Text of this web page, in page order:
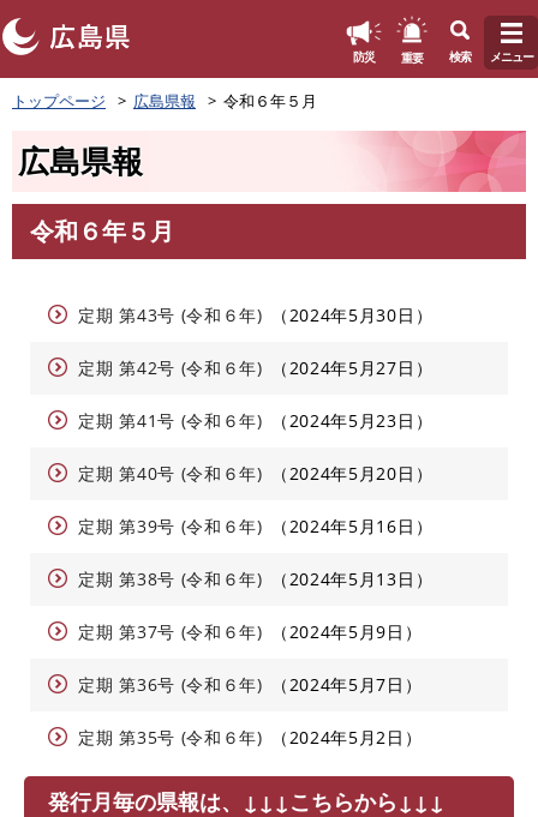
ペ
ー
頭
す
防災 重要 検索 メニュー
トップページ 広島県報 令和６年５月
広島県報
文
令和６年５月
定期 第43号 (令和６年) 2024年5月30日
定期 第42号 (令和６年) 2024年5月27日
定期 第41号 (令和６年) 2024年5月23日
定期 第40号 (令和６年) 2024年5月20日
定期 第39号 (令和６年) 2024年5月16日
定期 第38号 (令和６年) 2024年5月13日
定期 第37号 (令和６年) 2024年5月9日
定期 第36号 (令和６年) 2024年5月7日
定期 第35号 (令和６年) 2024年5月2日
発行月毎の県報は、↓↓↓こちらから↓↓↓